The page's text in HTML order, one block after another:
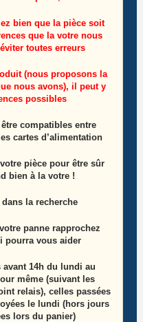
Référence:
bien que la pièce soit
que la votre nous
toutes erreurs
(nous proposons la
nous avons), il peut y
possibles
compatibles entre
cartes d’alimentation
pièce pour être sûr
bien à la votre !
la recherche
panne rapprochez
pourra vous aider
avant 14h du lundi au
même (suivant les
relais), celles passées
le lundi (hors jours
lors du panier)